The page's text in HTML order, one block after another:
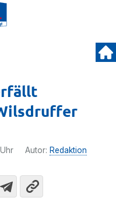
Autor: Redaktion